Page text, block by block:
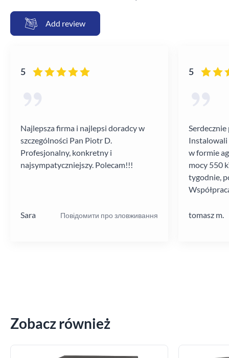
Add review
5
Najlepsza firma i najlepsi doradcy w
szczególności Pan Piotr D.
Profesjonalny, konkretny i
najsympatyczniejszy. Polecam!!!
Sara Повідомити про зловживання
5
Instalowali
w formie
mocy 550
tygodnie,
tomasz m.
Zobacz również